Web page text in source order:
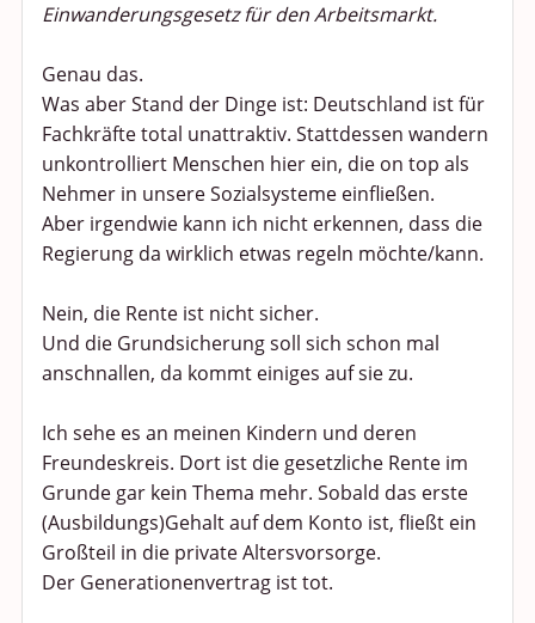
Einwanderungsgesetz für den Arbeitsmarkt.
Genau das.
Was aber Stand der Dinge ist: Deutschland ist für
Fachkräfte total unattraktiv. Stattdessen wandern
unkontrolliert Menschen hier ein, die on top als
Nehmer in unsere Sozialsysteme einfließen.
Aber irgendwie kann ich nicht erkennen, dass die
Regierung da wirklich etwas regeln möchte/kann.
Nein, die Rente ist nicht sicher.
Und die Grundsicherung soll sich schon mal
anschnallen, da kommt einiges auf sie zu.
Ich sehe es an meinen Kindern und deren
Freundeskreis. Dort ist die gesetzliche Rente im
Grunde gar kein Thema mehr. Sobald das erste
(Ausbildungs)Gehalt auf dem Konto ist, fließt ein
Großteil in die private Altersvorsorge.
Der Generationenvertrag ist tot.